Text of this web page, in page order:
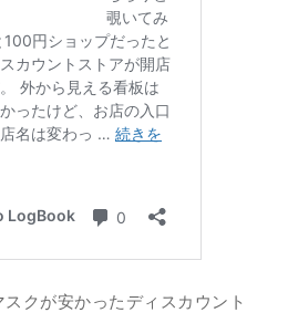
クが安かったディスカウント